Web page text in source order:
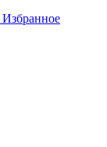
Избранное